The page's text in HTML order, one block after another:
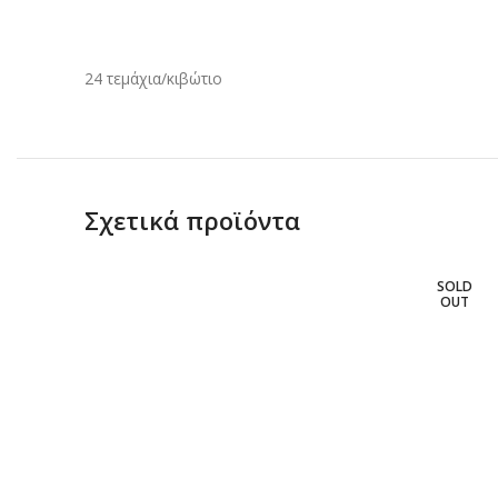
24 τεμάχια/κιβώτιο
Σχετικά προϊόντα
SOLD
OUT